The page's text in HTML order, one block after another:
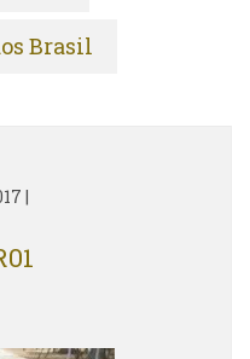
Brasil
|